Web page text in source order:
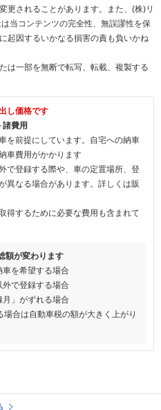
更されることがあります。また、(株)リ
当コンテンツの完全性、無誤謬性を保
起因するいかなる損害の責も負いかね
は一部を無断で転写、転載、複製する
し価格です
諸費用
を前提にしています。自宅への納車
車費用がかかります
で登録する際や、車の定置場所、登
異なる場合があります。詳しくは販
得するために必要な費用も含まれて
額が変わります
を希望する場合
で登録する場合
」がずれる場合
場合は自動車税の額が大きく上がり